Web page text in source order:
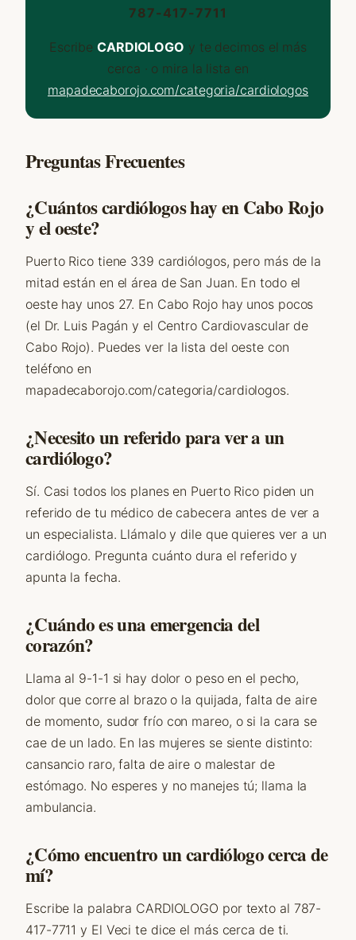
787-417-7711
EscribeCARDIOLOGO y te decimos el más
cerca · o mira la lista en
mapadecaborojo.com/categoria/cardiologos
Preguntas Frecuentes
¿Cuántos cardiólogos hay en Cabo Rojo
y el oeste?
Puerto Rico tiene 339 cardiólogos, pero más de la
mitad están en el área de San Juan. En todo el
oeste hay unos 27. En Cabo Rojo hay unos pocos
(el Dr. Luis Pagán y el Centro Cardiovascular de
Cabo Rojo). Puedes ver la lista del oeste con
teléfono en
mapadecaborojo.com/categoria/cardiologos.
¿Necesito un referido para ver a un
cardiólogo?
Sí. Casi todos los planes en Puerto Rico piden un
referido de tu médico de cabecera antes de ver a
un especialista. Llámalo y dile que quieres ver a un
cardiólogo. Pregunta cuánto dura el referido y
apunta la fecha.
¿Cuándo es una emergencia del
corazón?
Llama al 9-1-1 si hay dolor o peso en el pecho,
dolor que corre al brazo o la quijada, falta de aire
de momento, sudor frío con mareo, o si la cara se
cae de un lado. En las mujeres se siente distinto:
cansancio raro, falta de aire o malestar de
estómago. No esperes y no manejes tú; llama la
ambulancia.
¿Cómo encuentro un cardiólogo cerca de
mí?
Escribe la palabra CARDIOLOGO por texto al 787-
417-7711 y El Veci te dice el más cerca de ti.